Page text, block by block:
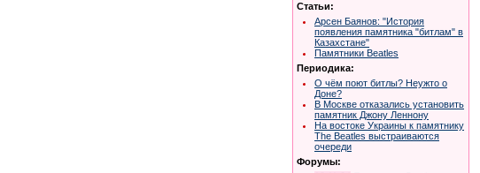
Статьи:
Арсен Баянов: "История
появления памятника "битлам" в
Казахстане"
Памятники Beatles
Периодика:
О чём поют битлы? Неужто о
Доне?
В Москве отказались установить
памятник Джону Леннону
На востоке Украины к памятнику
The Beatles выстраиваются
очереди
Форумы: